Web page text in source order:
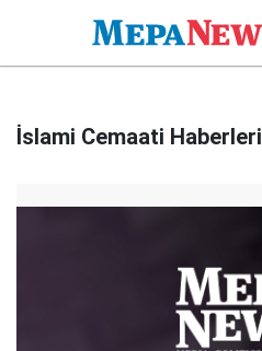
İslami Cemaati Haberleri